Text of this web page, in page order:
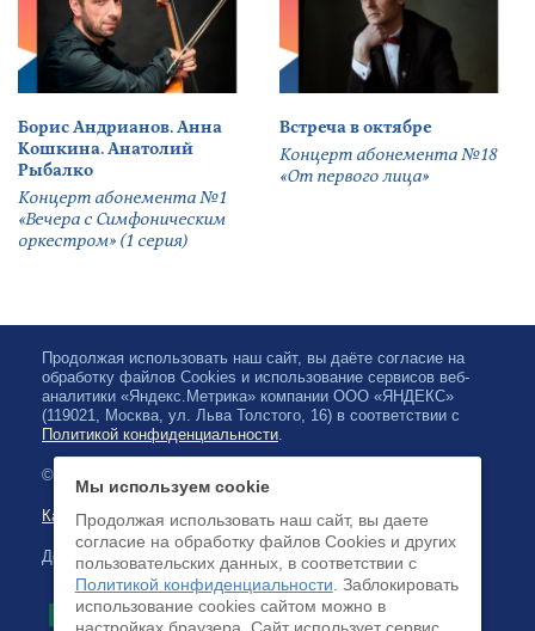
Борис Андрианов. Анна
Кошкина. Анатолий
Рыбалко
Концерт абонемента №1
«Вечера с Симфоническим
оркестром» (1 серия)
Встреча в октябре
Концерт абонемента №18
«От первого лица»
Продолжая использовать наш сайт, вы даёте согласие на
обработку файлов Cookies и использование сервисов веб-
аналитики «Яндекс.Метрика» компании ООО «ЯНДЕКС»
(119021, Москва, ул. Льва Толстого, 16) в соответствии с
Политикой конфиденциальности.
© 2026, Карельская Государственная филармония
Карта сайта
Доступна оплата банковскими картами
Мы используем cookie
Продолжая использовать наш сайт, вы даете
согласие на обработку файлов Cookies и других
пользовательских данных, в соответствии с
Политикой конфиденциальности . Заблокировать
использование cookies сайтом можно в